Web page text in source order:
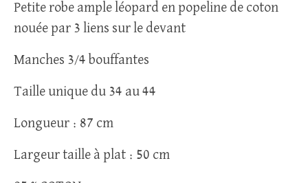
Petite robe ample léopard en popeline de coton
nouée par 3 liens sur le devant
Manches 3/4 bouffantes
Taille unique du 34 au 44
Longueur : 87 cm
Largeur taille à plat : 50 cm